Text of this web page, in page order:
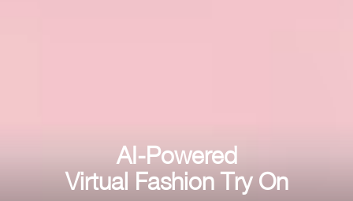
AI-Powered
Virtual Fashion Try On